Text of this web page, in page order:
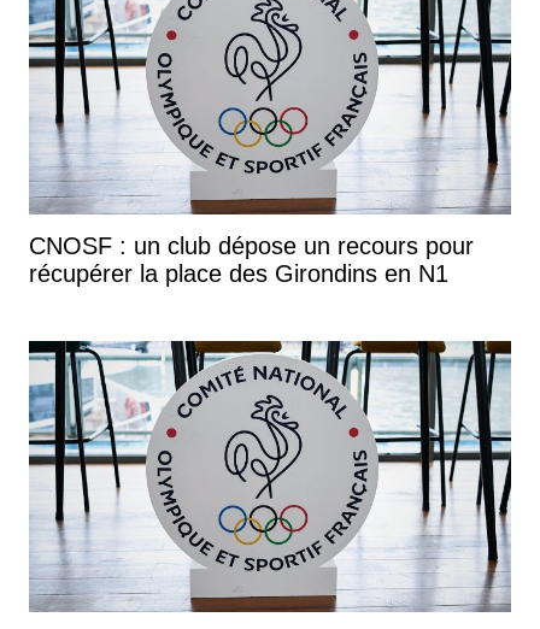
CNOSF : un club dépose un recours pour
récupérer la place des Girondins en N1